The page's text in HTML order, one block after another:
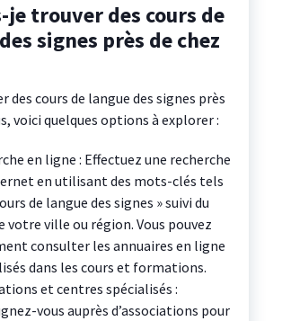
je trouver des cours de
signes près de chez
des cours de langue des signes près
voici quelques options à explorer :
en ligne : Effectuez une recherche
en utilisant des mots-clés tels
de langue des signes » suivi du
votre ville ou région. Vous pouvez
consulter les annuaires en ligne
dans les cours et formations.
et centres spécialisés :
vous auprès d’associations pour